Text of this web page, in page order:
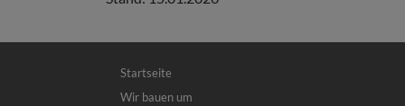
Hauptnavigation
Startseite
Wir bauen um